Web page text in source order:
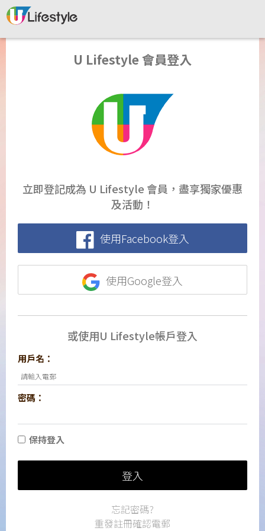
U Lifestyle 會員登入
立即登記成為 U Lifestyle 會員，盡享獨家優惠
及活動！
使用Facebook登入
使用Google登入
或使用U Lifestyle帳戶登入
用戶名：
密碼：
保持登入
登入
忘記密碼?
重發註冊確認電郵